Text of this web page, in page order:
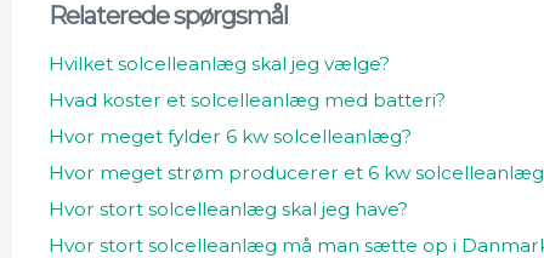
Relaterede spørgsmål
Hvilket solcelleanlæg skal jeg vælge?
Hvad koster et solcelleanlæg med batteri?
Hvor meget fylder 6 kw solcelleanlæg?
Hvor meget strøm producerer et 6 kw
Hvor stort solcelleanlæg skal jeg have?
Hvor stort solcelleanlæg må man sætte op i